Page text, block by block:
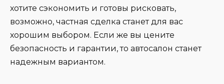
хотите сэкономить и готовы рисковать,
возможно, частная сделка станет для вас
хорошим выбором. Если же вы цените
безопасность и гарантии, то автосалон станет
надежным вариантом.